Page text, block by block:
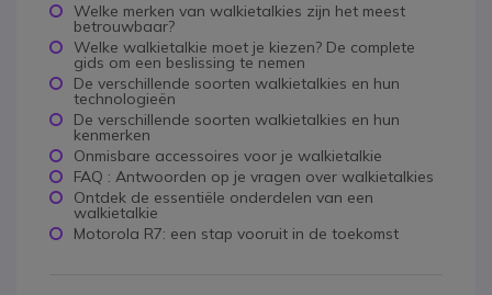
Welke merken van walkietalkies zijn het meest
betrouwbaar?
Welke walkietalkie moet je kiezen? De complete
gids om een beslissing te nemen
De verschillende soorten walkietalkies en hun
technologieën
De verschillende soorten walkietalkies en hun
kenmerken
Onmisbare accessoires voor je walkietalkie
FAQ : Antwoorden op je vragen over walkietalkies
Ontdek de essentiële onderdelen van een
walkietalkie
Motorola R7: een stap vooruit in de toekomst